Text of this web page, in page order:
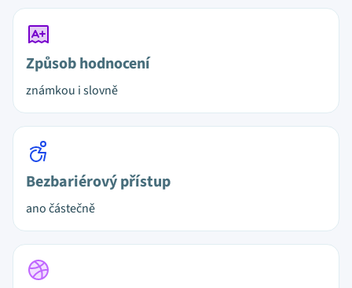
Způsob hodnocení
známkou i slovně
Bezbariérový přístup
ano částečně